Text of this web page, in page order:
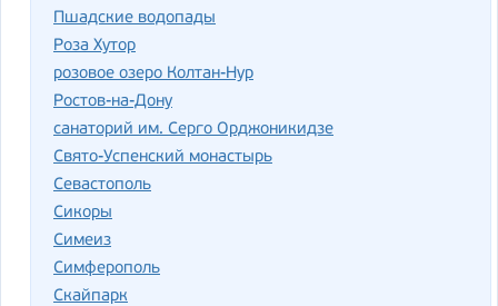
Пшадские водопады
Роза Хутор
розовое озеро Колтан-Нур
Ростов-на-Дону
санаторий им. Серго Орджоникидзе
Свято-Успенский монастырь
Севастополь
Сикоры
Симеиз
Симферополь
Скайпарк